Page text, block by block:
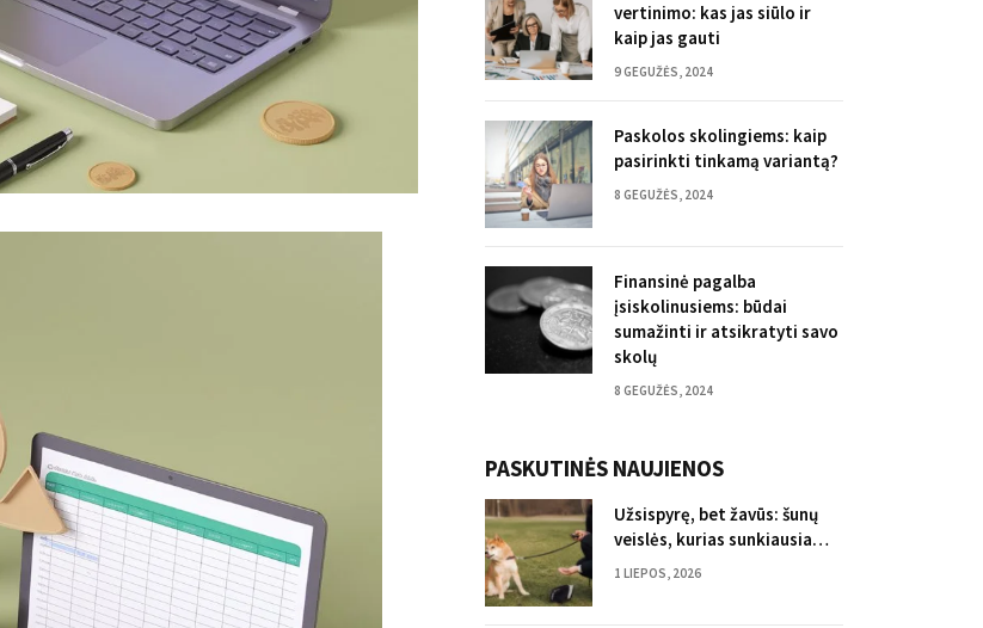
vertinimo: kas jas siūlo ir
kaip jas gauti
9 GEGUŽĖS, 2024
Paskolos skolingiems: kaip
pasirinkti tinkamą variantą?
8 GEGUŽĖS, 2024
Finansinė pagalba
įsiskolinusiems: būdai
sumažinti ir atsikratyti savo
skolų
8 GEGUŽĖS, 2024
PASKUTINĖS NAUJIENOS
Užsispyrę, bet žavūs: šunų
veislės, kurias sunkiausia
dresuoti
1 LIEPOS, 2026